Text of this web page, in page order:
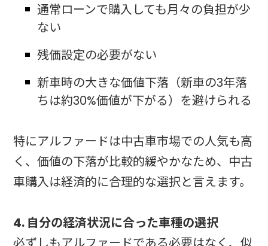
通常ローンで購入しても月々の負担が少
ない
残価設定の必要がない
新車時の大きな価値下落（新車の3年落
ちは約30%価値が下がる）を避けられる
特にアルファードは中古車市場での人気も高
く、価値の下落が比較的緩やかなため、中古
車購入は経済的に合理的な選択と言えます。
4. 自分の経済状況に合った車種の選択